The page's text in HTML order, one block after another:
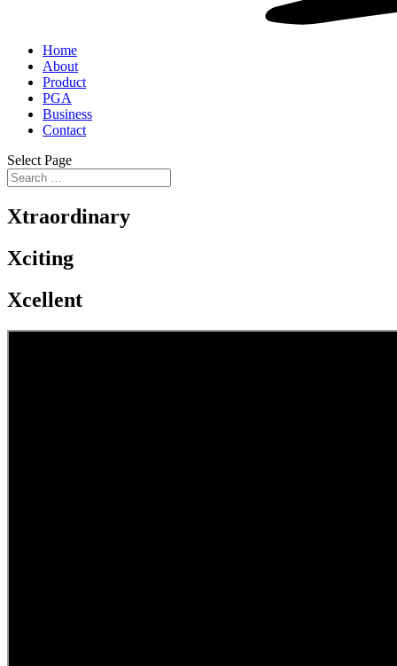
Home
About
Product
PGA
Business
Contact
Select Page
Xtraordinary
Xciting
Xcellent